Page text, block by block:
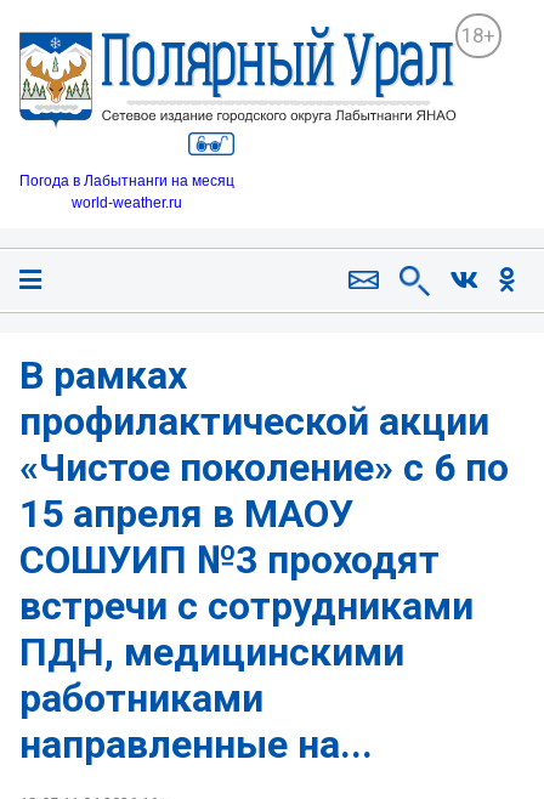
18+
Погода в Лабытнанги на месяц
world-weather.ru
В рамках
профилактической акции
«Чистое поколение» с 6 по
15 апреля в МАОУ
СОШУИП №3 проходят
встречи с сотрудниками
ПДН, медицинскими
работниками
направленные на...